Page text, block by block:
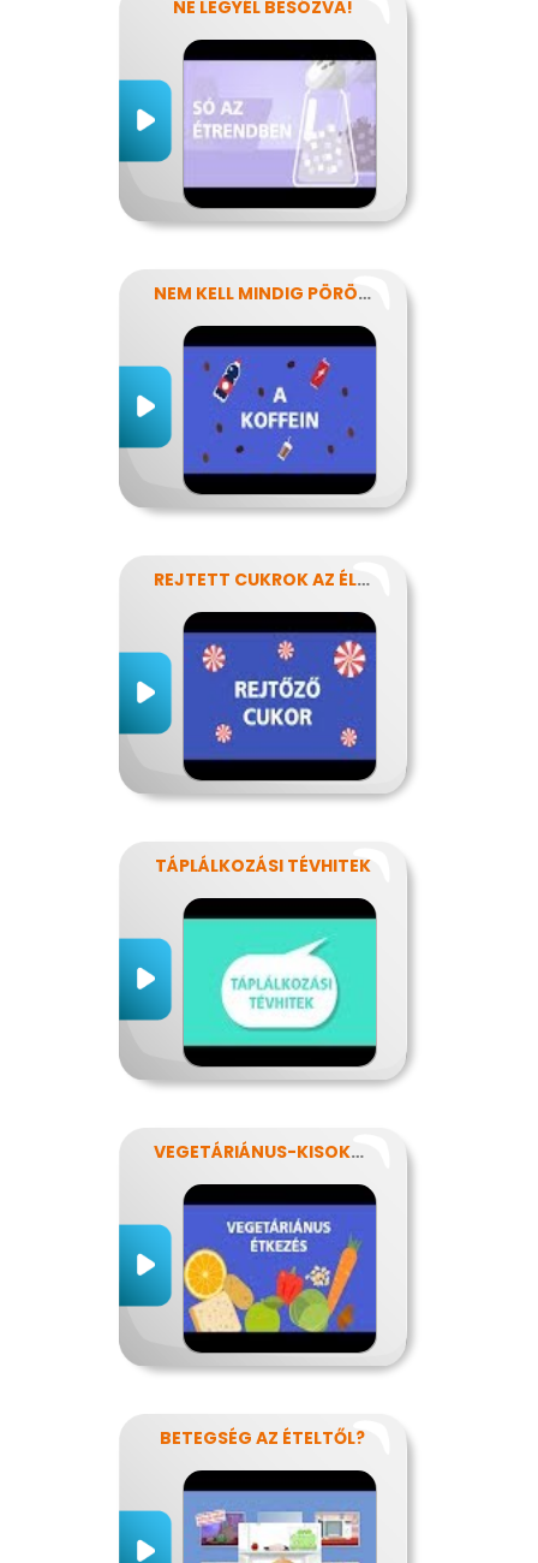
NE LEGYÉL BESÓZVA!
NEM KELL MINDIG PÖRÖGNI
REJTETT CUKROK AZ ÉLELMISZEREINKBEN
TÁPLÁLKOZÁSI TÉVHITEK
VEGETÁRIÁNUS-KISOKOS
BETEGSÉG AZ ÉTELTŐL?